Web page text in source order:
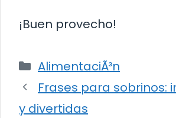
¡Buen provecho!
Categorías
AlimentaciÃ³n
Frases para sobrinos:
y divertidas